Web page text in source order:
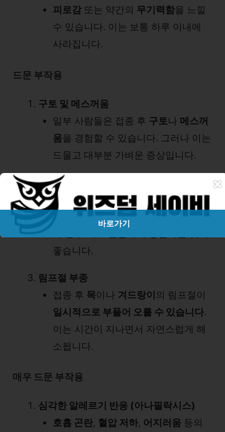
피로감또는 약간의 무기력함을 느낄
수 있습니다. 이는 보통 하루 이내에
사라집니다.
드문 부작용
구토 및 메스꺼움
일부 사람들은 접종 후 구토 나 메스꺼
움을 경험할 수 있습니다. 그러나 이는
드물고 대부분 가벼운 증상입니다.
알레르기 반응
드물게두드러기,가려움증,발진등의
알레르기 반응이 나타날 수 있습니다.
좋습니다.
림프절 부종
접종 후 목이나 겨드랑이의 림프절이
일시적으로 부풀어 오를 수 있습니다.
이는 시간이 지나면서 자연스럽게 해
소됩니다.
매우 드문 부작용
심각한 알레르기 반응 (아나필락시스)
호흡 곤란, 혈압 저하, 어지러움 등의
×
바로가기